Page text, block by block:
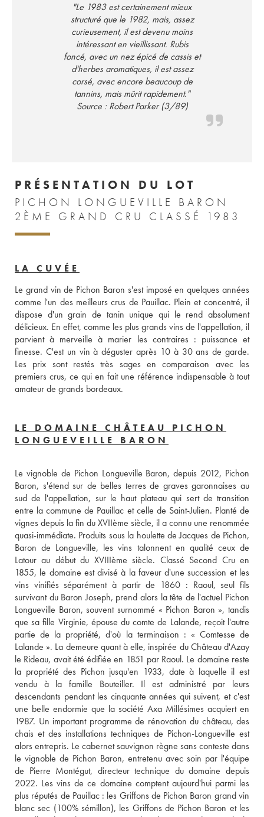
"Le 1983 est certainement mieux
structuré que le 1982, mais, assez
curieusement, il est devenu moins
intéressant en vieillissant. Rubis
foncé, avec un nez épicé de cassis et
d'herbes aromatiques, il est assez
corsé, avec encore beaucoup de
tannins, mais mûrit rapidement."
Source : Robert Parker (3/89)
PRÉSENTATION DU LOT
PICHON LONGUEVILLE BARON
2ÈME GRAND CRU CLASSÉ 1983
LA CUVÉE
Le grand vin de Pichon Baron s'est imposé en quelques années
comme l'un des meilleurs crus de Pauillac. Plein et concentré, il
dispose d'un grain de tanin unique qui le rend absolument
délicieux. En effet, comme les plus grands vins de l'appellation, il
parvient à merveille à marier les contraires : puissance et
finesse. C'est un vin à déguster après 10 à 30 ans de garde.
Les prix sont restés très sages en comparaison avec les
premiers crus, ce qui en fait une référence indispensable à tout
amateur de grands bordeaux.
LE DOMAINE CHÂTEAU PICHON
LONGUEVEILLE BARON
Le vignoble de Pichon Longueville Baron, depuis 2012, Pichon
Baron, s'étend sur de belles terres de graves garonnaises au
sud de l'appellation, sur le haut plateau qui sert de transition
entre la commune de Pauillac et celle de Saint-Julien. Planté de
vignes depuis la fin du XVIIème siècle, il a connu une renommée
quasi-immédiate. Produits sous la houlette de Jacques de Pichon,
Baron de Longueville, les vins talonnent en qualité ceux de
Latour au début du XVIIIème siècle. Classé Second Cru en
1855, le domaine est divisé à la faveur d'une succession et les
vins vinifiés séparément à partir de 1860 : Raoul, seul fils
survivant du Baron Joseph, prend alors la tête de l'actuel Pichon
Longueville Baron, souvent surnommé « Pichon Baron », tandis
que sa fille Virginie, épouse du comte de Lalande, reçoit l'autre
partie de la propriété, d'où la terminaison : « Comtesse de
Lalande ». La demeure quant à elle, inspirée du Château d'Azay
le Rideau, avait été édifiée en 1851 par Raoul. Le domaine reste
la propriété des Pichon jusqu'en 1933, date à laquelle il est
vendu à la famille Bouteiller. Il est administré par leurs
descendants pendant les cinquante années qui suivent, et c'est
une belle endormie que la société Axa Millésimes acquiert en
1987. Un important programme de rénovation du château, des
chais et des installations techniques de Pichon-Longueville est
alors entrepris. Le cabernet sauvignon règne sans conteste dans
le vignoble de Pichon Baron, entretenu avec soin par l'équipe
de Pierre Montégut, directeur technique du domaine depuis
2022. Les vins de ce domaine comptent aujourd'hui parmi les
plus réputés de Pauillac : les Griffons de Pichon Baron grand vin
blanc sec (100% sémillon), les Griffons de Pichon Baron et les